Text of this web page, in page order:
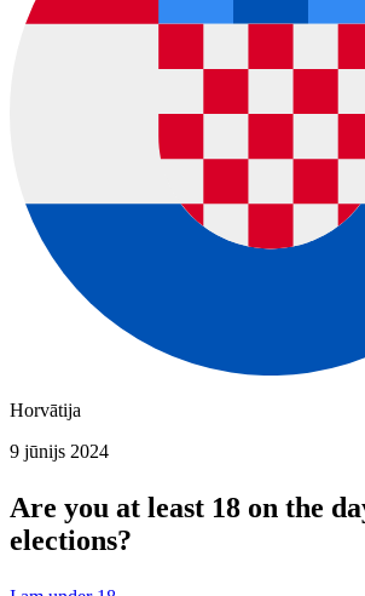
Horvātija
9 jūnijs 2024
Are you at least 18 on the
elections?